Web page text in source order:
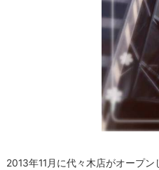
2013年11月に代々木店がオープ